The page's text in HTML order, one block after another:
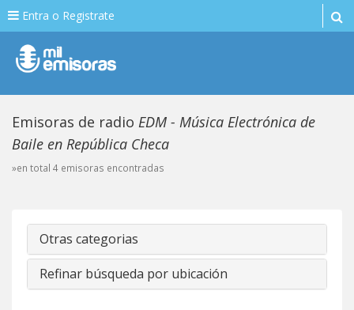
Entra o Registrate
Emisoras de radio EDM - Música Electrónica de
Baile en República Checa
»en total 4 emisoras encontradas
Otras categorias
Refinar búsqueda por ubicación